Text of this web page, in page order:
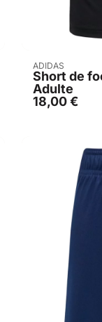
ADIDAS
Short de
Adulte
18,00€